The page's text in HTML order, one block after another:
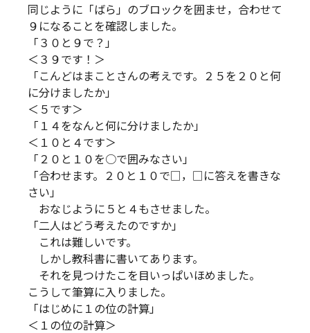
同じように「ばら」のブロックを囲ませ，合わせて
９になることを確認しました。
「３０と９で？」
＜３９です！＞
「こんどはまことさんの考えです。２５を２０と何
に分けましたか」
＜５です＞
「１４をなんと何に分けましたか」
＜１０と４です＞
「２０と１０を○で囲みなさい」
「合わせます。２０と１０で□，□に答えを書きな
さい」
おなじように５と４もさせました。
「二人はどう考えたのですか」
これは難しいです。
しかし教科書に書いてあります。
それを見つけたこを目いっぱいほめました。
こうして筆算に入りました。
「はじめに１の位の計算」
＜１の位の計算＞